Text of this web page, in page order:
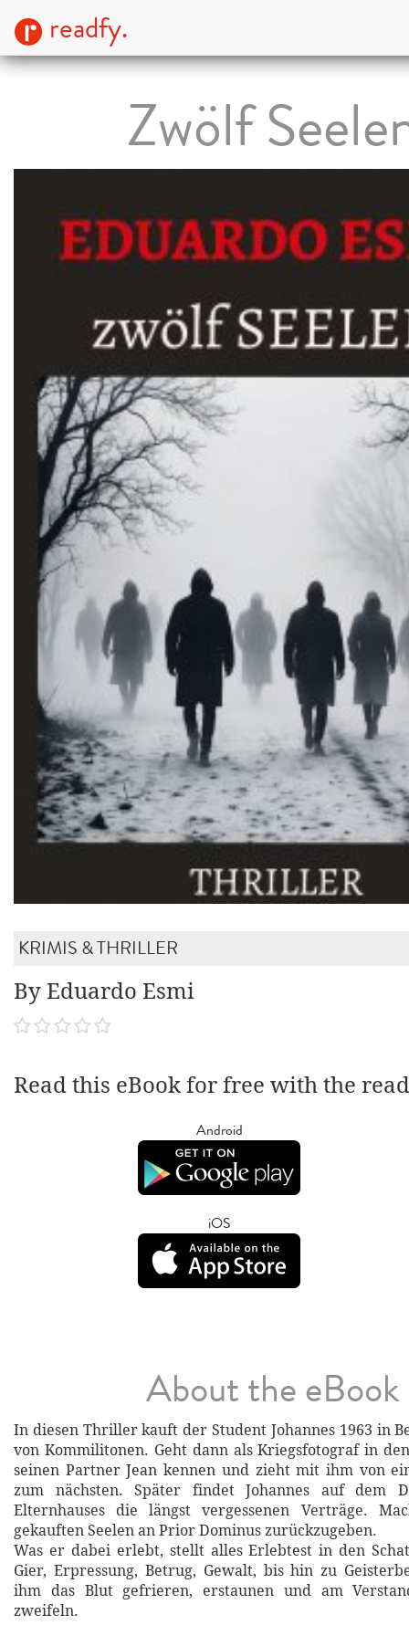
readfy.
Zwölf
KRIMIS & THRILLER
By Eduardo Esmi
Read this eBook for free with the
Android
iOS
About the eBook
In diesen Thriller kauft der Student Johannes 1963 in
von Kommilitonen. Geht dann als Kriegsfotograf in
seinen Partner Jean kennen und zieht mit ihm von
zum nächsten. Später findet Johannes auf dem
Elternhauses die längst vergessenen Verträge.
gekauften Seelen an Prior Dominus zurückzugeben.
Was er dabei erlebt, stellt alles Erlebtest in den
Gier, Erpressung, Betrug, Gewalt, bis hin zu
ihm das Blut gefrieren, erstaunen und am
zweifeln.